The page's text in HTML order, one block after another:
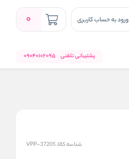
ورود به حساب کاربری 0
پشتیبانی تلفنی 09040102095
شناسه کالا:VPP-37205